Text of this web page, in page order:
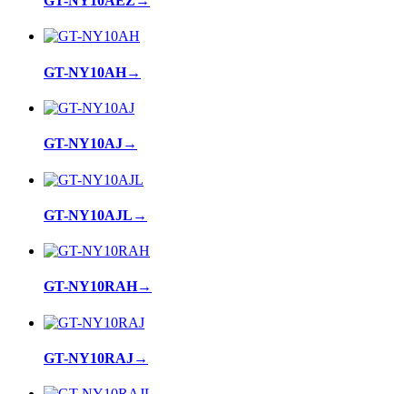
GT-NY10AH→
GT-NY10AJ→
GT-NY10AJL →
GT-NY10RAH→
GT-NY10RAJ→